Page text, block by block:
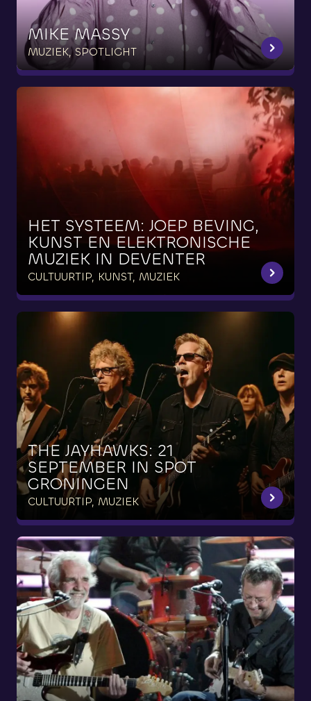
MIKE MASSY
MUZIEK, SPOTLIGHT
HET SYSTEEM: JOEP BEVING,
KUNST EN ELEKTRONISCHE
MUZIEK IN DEVENTER
CULTUURTIP, KUNST, MUZIEK
THE JAYHAWKS: 21
SEPTEMBER IN SPOT
GRONINGEN
CULTUURTIP, MUZIEK